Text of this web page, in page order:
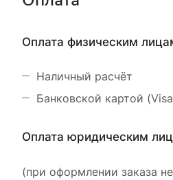
Оплата физическим
Наличный расчёт
Банковской картой
Оплата юридическим
(при оформлении заказа